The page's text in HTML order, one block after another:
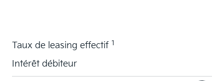
Taux de leasing effectif 1
Intérêt débiteur